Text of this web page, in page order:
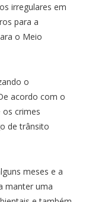
irregulares em
para a
o Meio
o
acordo com o
os crimes
de trânsito
meses e a
manter uma